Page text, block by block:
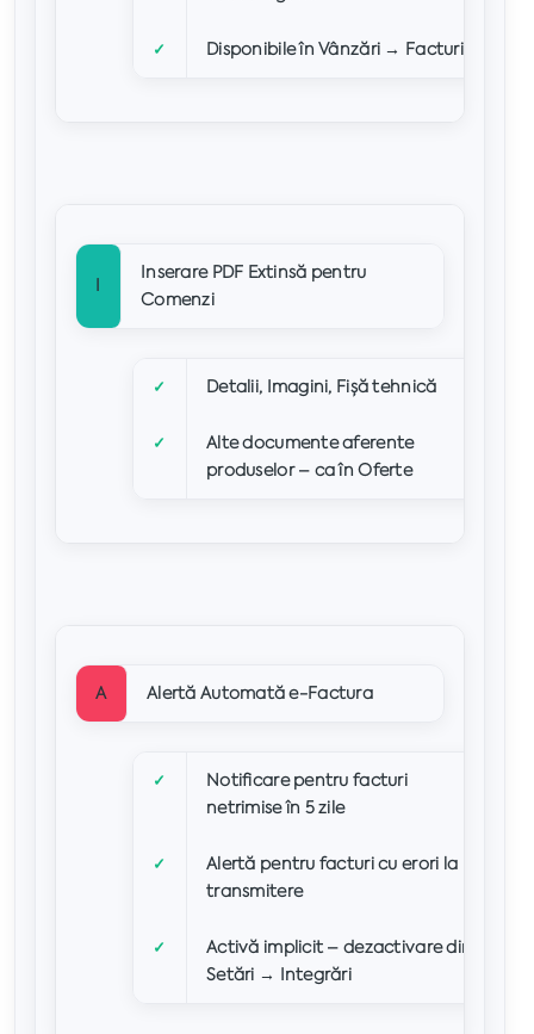
✓ Disponibile în Vânzări → Facturi
I
Inserare PDF Extinsă pentru
Comenzi
✓ Detalii, Imagini, Fișă tehnică
✓
Alte documente aferente
produselor – ca în Oferte
A Alertă Automată e-Factura
✓
Notificare pentru facturi
netrimise în 5 zile
✓
Alertă pentru facturi cu erori la
transmitere
✓
Activă implicit – dezactivare din
Setări → Integrări